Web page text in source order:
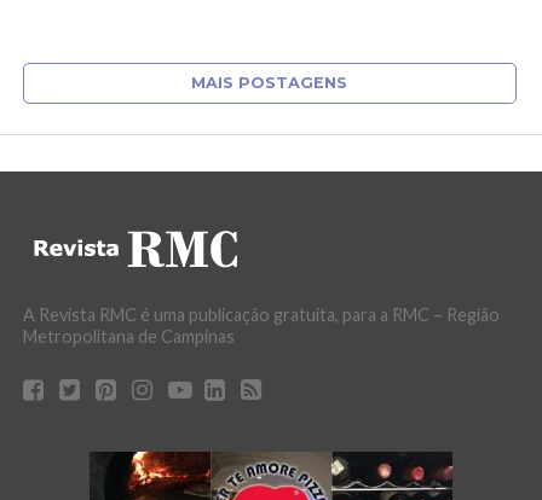
MAIS POSTAGENS
A Revista RMC é uma publicação gratuita, para a RMC – Região
Metropolitana de Campinas